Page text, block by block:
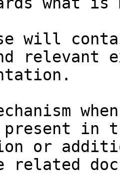
will
relevant
in
or